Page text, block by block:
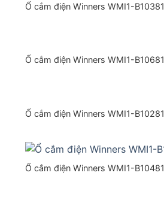
Ổ cắm điện Winners WMI1-B10381
Ổ cắm điện Winners WMI1-B10681
Ổ cắm điện Winners WMI1-B10281
Ổ cắm điện Winners WMI1-B10481